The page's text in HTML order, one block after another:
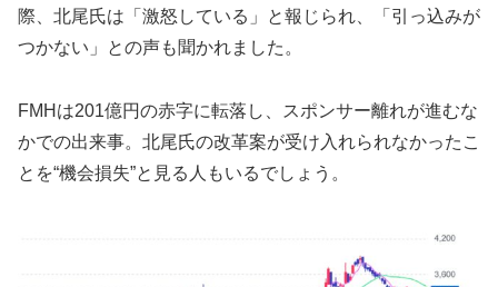
際、北尾氏は「激怒している」と報じられ、「引っ込みが
つかない」との声も聞かれました。
FMHは201億円の赤字に転落し、スポンサー離れが進むな
かでの出来事。北尾氏の改革案が受け入れられなかったこ
とを“機会損失”と見る人もいるでしょう。